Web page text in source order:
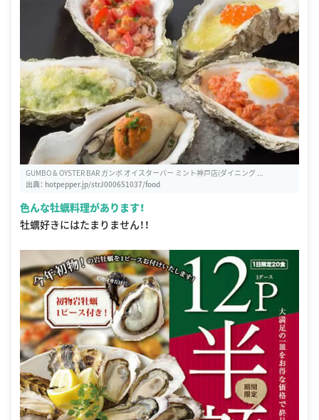
GUMBO & OYSTER BAR ガンボ オイスターバー ミント神戸店(ダイニング ...
出典： hotpepper.jp/strJ000651037/food
色んな牡蠣料理があります！
牡蠣好きにはたまりません！！